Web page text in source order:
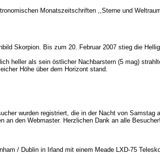
Monatszeitschriften ,,Sterne und
Skorpion. Bis zum 20. Februar 2007 stieg die
heller als sein östlicher Nachbarstern (5 mag)
Höhe über dem Horizont stand.
wurden registriert, die in der Nacht von Samstag
an den Webmaster. Herzlichen Dank an alle Besucher!
/ Dublin in Irland mit einem Meade LXD-75